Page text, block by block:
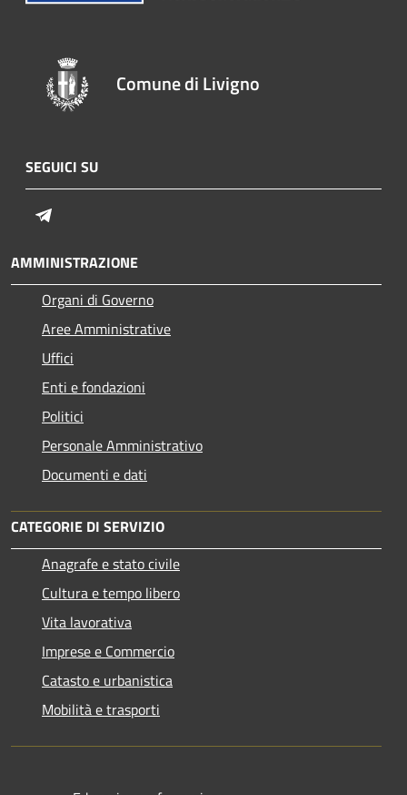
Comune di Livigno
SEGUICI SU
AMMINISTRAZIONE
Organi di Governo
Aree Amministrative
Uffici
Enti e fondazioni
Politici
Personale Amministrativo
Documenti e dati
CATEGORIE DI SERVIZIO
Anagrafe e stato civile
Cultura e tempo libero
Vita lavorativa
Imprese e Commercio
Catasto e urbanistica
Mobilità e trasporti